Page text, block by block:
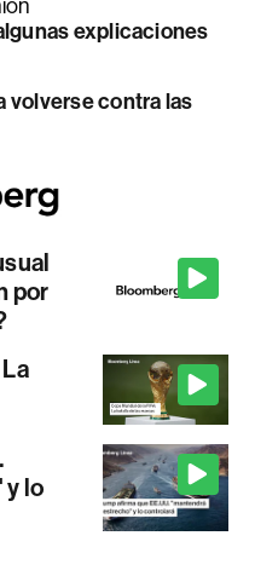
explicaciones
volverse contra las
por
y lo